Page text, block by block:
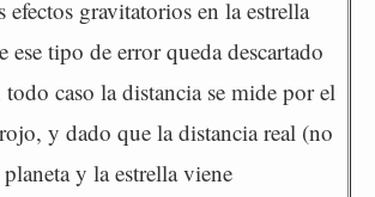
efectos gravitatorios en la estrella
ese tipo de error queda descartado
caso la distancia se mide por el
y dado que la distancia real (no
y la estrella viene